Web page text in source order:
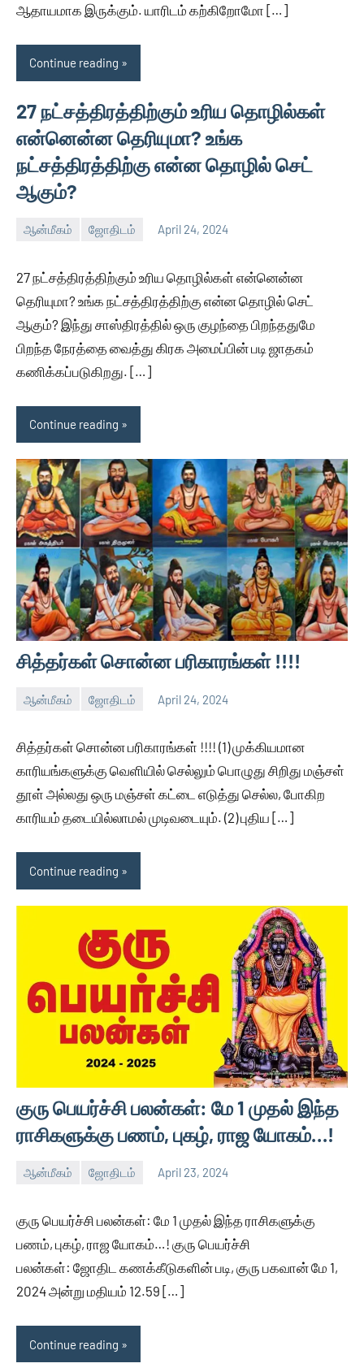
ஆதாயமாக இருக்கும். யாரிடம் கற்கிறோமோ […]
Continue reading
27 நட்சத்திரத்திற்கும் உரிய தொழில்கள்
என்னென்ன தெரியுமா? உங்க
நட்சத்திரத்திற்கு என்ன தொழில் செட்
ஆகும்?
ஆன்மீகம் ஜோதிடம் April 24, 2024
Auser
No
27 நட்சத்திரத்திற்கும் உரிய தொழில்கள் என்னென்ன
தெரியுமா? உங்க நட்சத்திரத்திற்கு என்ன தொழில் செட்
ஆகும்? இந்து சாஸ்திரத்தில் ஒரு குழந்தை பிறந்ததுமே
பிறந்த நேரத்தை வைத்து கிரக அமைப்பின் படி ஜாதகம்
கணிக்கப்படுகிறது. […]
Continue reading
சித்தர்கள் சொன்ன பரிகாரங்கள் !!!!
ஆன்மீகம் ஜோதிடம் April 24, 2024
Auser
No
சித்தர்கள் சொன்ன பரிகாரங்கள் !!!! (1) முக்கியமான
காரியங்களுக்கு வெளியில் செல்லும் பொழுது சிறிது மஞ்சள்
தூள் அல்லது ஒரு மஞ்சள் கட்டை எடுத்து செல்ல, போகிற
காரியம் தடையில்லாமல் முடிவடையும். (2) புதிய […]
Continue reading
குரு பெயர்ச்சி பலன்கள்: மே 1 முதல் இந்த
ராசிகளுக்கு பணம், புகழ், ராஜ யோகம்…!
ஆன்மீகம் ஜோதிடம் April 23, 2024
Auser
No
குரு பெயர்ச்சி பலன்கள்: மே 1 முதல் இந்த ராசிகளுக்கு
பணம், புகழ், ராஜ யோகம்…! குரு பெயர்ச்சி
பலன்கள்: ஜோதிட கணக்கீடுகளின் படி, குரு பகவான் மே 1,
2024 அன்று மதியம் 12.59 […]
Continue reading